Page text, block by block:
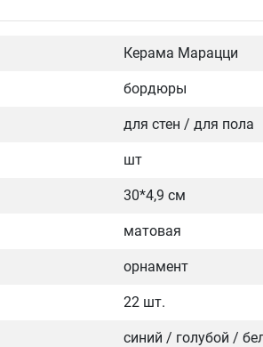
Керама Марацци
бордюры
для стен / для пола
шт
30*4,9 см
матовая
орнамент
22 шт.
синий / голубой /